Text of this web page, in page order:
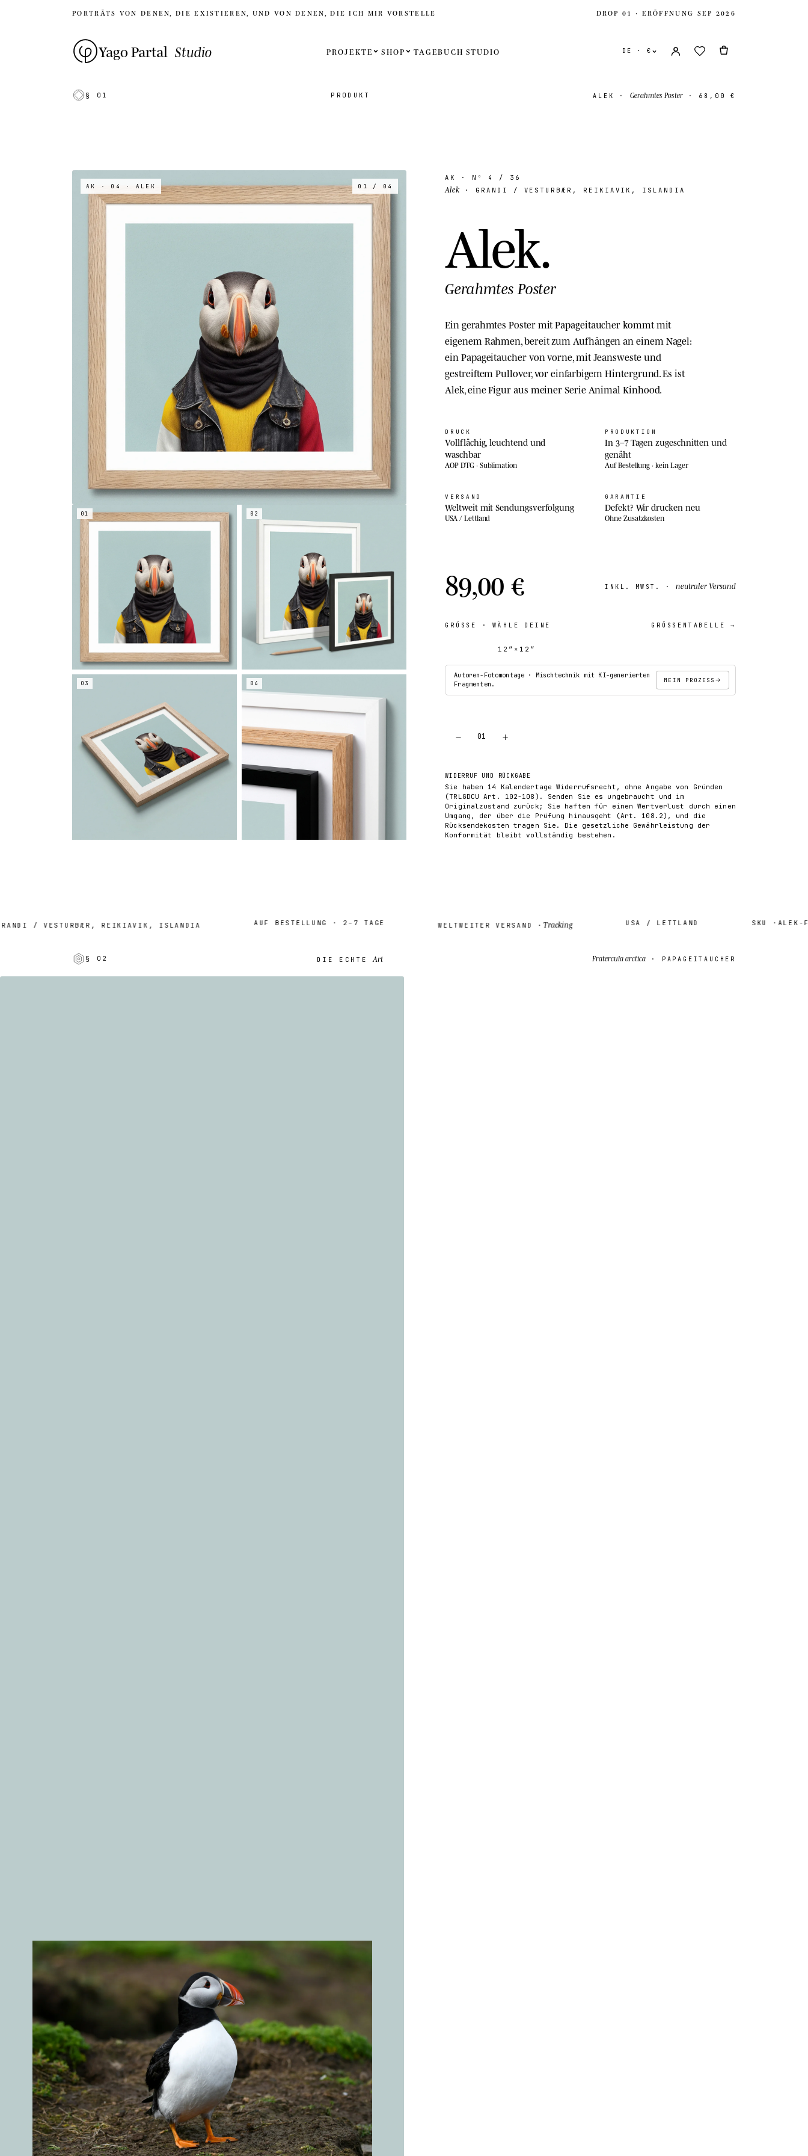
PORTRÄTS VON DENEN, DIE EXISTIEREN, UND VON DENEN, DIE ICH MIR VORSTELLE DROP 01 · ERÖFFNUNG SEP 2026
Yago Partal Studio PROJEKTE SHOP TAGEBUCH STUDIO DE · €
Vereinigte Staaten
§ 01 PRODUKT ALEK · Gerahmtes Poster· 68,00 €
AK · 04 · ALEK 01 / 04
01 02
03 04
AK · Nº 4 / 36
Alek · GRANDI / VESTURBÆR, REIKIAVIK, ISLANDIA
Alek.
Gerahmtes Poster
Ein gerahmtes Poster mit Papageitaucher kommt mit
eigenem Rahmen, bereit zum Aufhängen an einem Nagel:
ein Papageitaucher von vorne, mit Jeansweste und
gestreiftem Pullover, vor einfarbigem Hintergrund. Es ist
Alek, eine Figur aus meiner Serie Animal Kinhood.
DRUCK
Vollflächig, leuchtend und
waschbar
AOP DTG · Sublimation
PRODUKTION
In 3–7 Tagen zugeschnitten und
genäht
Auf Bestellung · kein Lager
VERSAND
Weltweit mit Sendungsverfolgung
USA / Lettland
GARANTIE
Defekt? Wir drucken neu
Ohne Zusatzkosten
89,00 € INKL. MWST. · neutraler Versand
GRÖSSE · WÄHLE DEINE GRÖSSENTABELLE →
12″×12″
Autoren-Fotomontage · Mischtechnik mit KI-generierten
Fragmenten.
MEIN PROZESS
− 01 +
WIDERRUF UND RÜCKGABE
Sie haben 14 Kalendertage Widerrufsrecht, ohne Angabe von Gründen
(TRLGDCU Art. 102-108). Senden Sie es ungebraucht und im
Originalzustand zurück; Sie haften für einen Wertverlust durch einen
Umgang, der über die Prüfung hinausgeht (Art. 108.2), und die
Rücksendekosten tragen Sie. Die gesetzliche Gewährleistung der
Konformität bleibt vollständig bestehen.
/ VESTURBÆR, REIKIAVIK, ISLANDIA AUF BESTELLUNG · 2–7 TAGE WELTWEITER VERSAND · Tracking USA / LETTLAND SKU ·ALEK-
§ 02 DIE ECHTEArt Fratercula arctica · PAPAGEITAUCHER